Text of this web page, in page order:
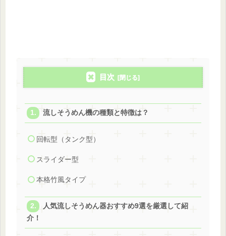
目次
流しそうめん機の種類と特徴は？
回転型（タンク型）
スライダー型
本格竹風タイプ
人気流しそうめん器おすすめ9選を厳選して紹
介！